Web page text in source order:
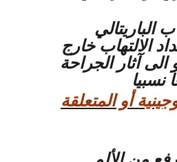
الباريتالي
الالتهاب خارج
الى آثار الجراحة
أو المتعلقة